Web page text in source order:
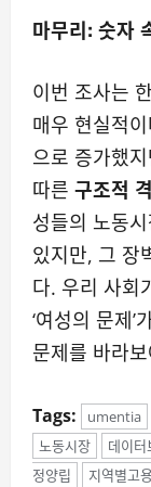
마무리: 숫자
이번 조사는
매우 현실적
으로 증가했
따른 구조적
성들의 노동
있지만, 그 장
다. 우리 사회
‘여성의 문제’
문제를 바라
Tags: umentia
노동시장
데이터
정양립
지역별고